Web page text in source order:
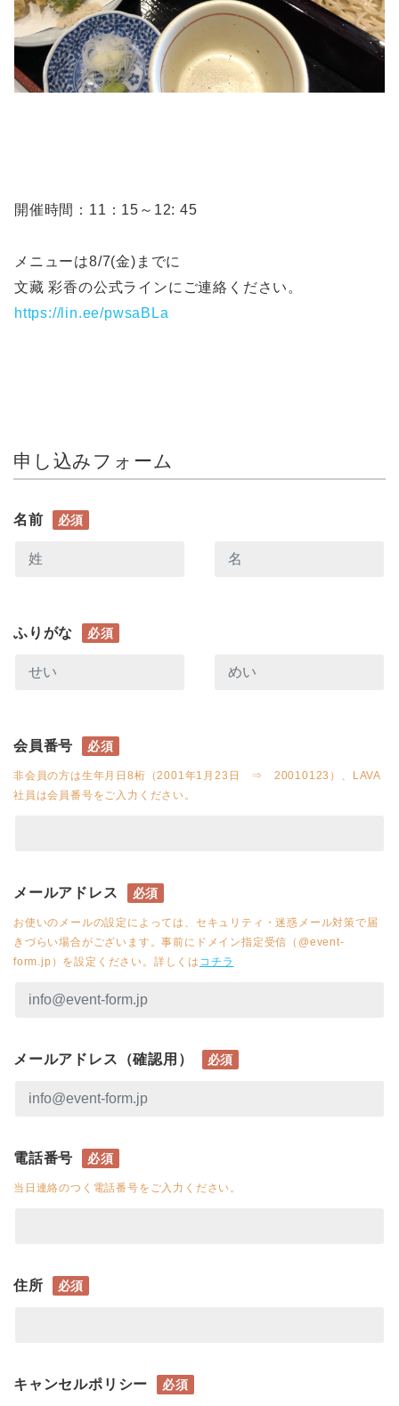
開催時間：11：15～12: 45
メニューは8/7(金)までに
文藏 彩香の公式ラインにご連絡ください。
https://lin.ee/pwsaBLa
申し込みフォーム
名前 必須
ふりがな 必須
会員番号 必須
非会員の方は生年月日8桁（2001年1月23日 ⇒ 20010123）、LAVA
社員は会員番号をご入力ください。
メールアドレス 必須
お使いのメールの設定によっては、セキュリティ・迷惑メール対策で届
きづらい場合がございます。事前にドメイン指定受信（@event-
form.jp）を設定ください。詳しくは コチラ
メールアドレス（確認用） 必須
電話番号 必須
当日連絡のつく電話番号をご入力ください。
住所 必須
キャンセルポリシー 必須